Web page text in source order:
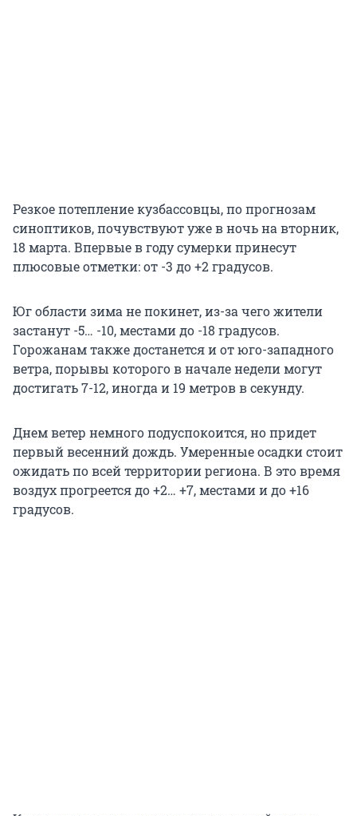
Резкое потепление кузбассовцы, по прогнозам
синоптиков, почувствуют уже в ночь на вторник,
18 марта. Впервые в году сумерки принесут
плюсовые отметки: от -3 до +2 градусов.
Юг области зима не покинет, из-за чего жители
застанут -5… -10, местами до -18 градусов.
Горожанам также достанется и от юго-западного
ветра, порывы которого в начале недели могут
достигать 7-12, иногда и 19 метров в секунду.
Днем ветер немного подуспокоится, но придет
первый весенний дождь. Умеренные осадки стоит
ожидать по всей территории региона. В это время
воздух прогреется до+2… +7, местами и до +16
градусов.